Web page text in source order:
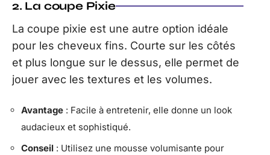
2. La coupe Pixie
La coupe pixie est une autre option idéale
pour les cheveux fins. Courte sur les côtés
et plus longue sur le dessus, elle permet de
jouer avec les textures et les volumes.
Avantage : Facile à entretenir, elle donne un look
audacieux et sophistiqué.
Conseil : Utilisez une mousse volumisante pour